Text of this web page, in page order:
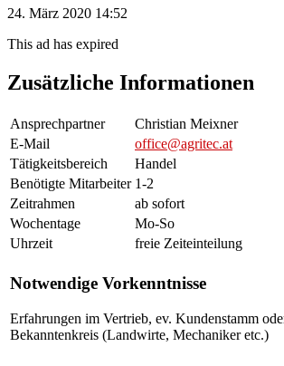
24. März 2020 14:52
This ad has expired
Zusätzliche Informationen
Ansprechpartner
Christian Meixner
E-Mail
office@agritec.at
Tätigkeitsbereich
Handel
Benötigte Mitarbeiter 1-2
Zeitrahmen
ab sofort
Wochentage
Mo-So
Uhrzeit
freie Zeiteinteilung
Notwendige Vorkenntnisse
Erfahrungen im Vertrieb, ev. Kundenstamm
Bekanntenkreis (Landwirte, Mechaniker etc.)